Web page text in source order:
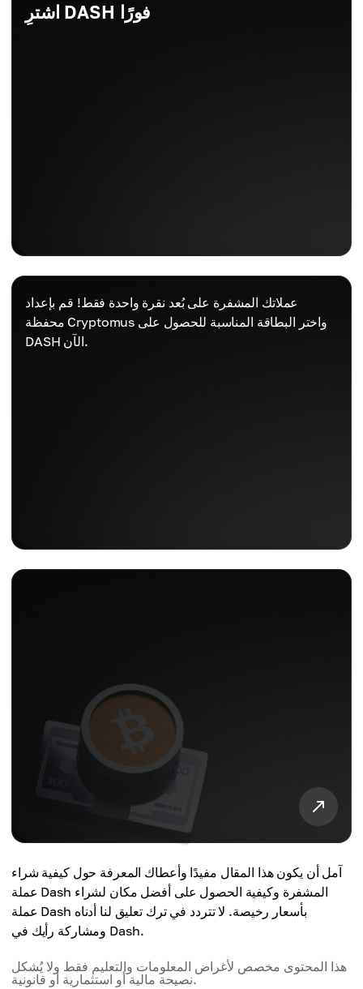
اشترِ DASH فورًا
عملاتك المشفرة على بُعد نقرة واحدة فقط! قم بإعداد
محفظة Cryptomus واختر البطاقة المناسبة للحصول على
DASH الآن.
آمل أن يكون هذا المقال مفيدًا وأعطاك المعرفة حول كيفية شراء
عملة Dash المشفرة وكيفية الحصول على أفضل مكان لشراء
عملة Dash بأسعار رخيصة. لا تتردد في ترك تعليق لنا أدناه
ومشاركة رأيك في Dash.
هذا المحتوى مخصص لأغراض المعلومات والتعليم فقط ولا يُشكل
نصيحة مالية أو استثمارية أو قانونية.